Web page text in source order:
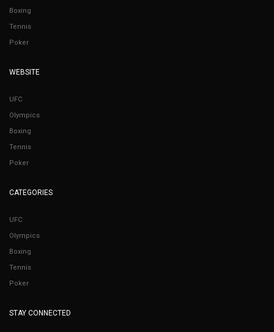
Boxing
Tennis
Poker
WEBSITE
UFC
Olympics
Boxing
Tennis
Poker
CATEGORIES
UFC
Olympics
Boxing
Tennis
Poker
STAY CONNECTED